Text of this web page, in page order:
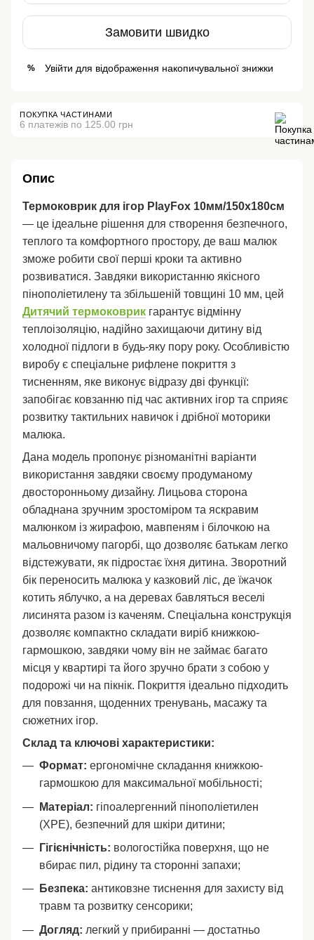
Замовити швидко
% Увійти для відображення накопичувальної знижки
ПОКУПКА ЧАСТИНАМИ
6 платежів по 125.00 грн
Опис
Термоковрик для ігор PlayFox 10мм/150х180см
— це ідеальне рішення для створення безпечного,
теплого та комфортного простору, де ваш малюк
зможе робити свої перші кроки та активно
розвиватися. Завдяки використанню якісного
пінополіетилену та збільшеній товщині 10 мм, цей
Дитячий термоковрик гарантує відмінну
теплоізоляцію, надійно захищаючи дитину від
холодної підлоги в будь-яку пору року. Особливістю
виробу є спеціальне рифлене покриття з
тисненням, яке виконує відразу дві функції:
запобігає ковзанню під час активних ігор та сприяє
розвитку тактильних навичок і дрібної моторики
малюка.
Дана модель пропонує різноманітні варіанти
використання завдяки своєму продуманому
двосторонньому дизайну. Лицьова сторона
обладнана зручним зростоміром та яскравим
малюнком із жирафою, мавпеням і білочкою на
мальовничому пагорбі, що дозволяє батькам легко
відстежувати, як підростає їхня дитина. Зворотний
бік переносить малюка у казковий ліс, де їжачок
котить яблучко, а на деревах бавляться веселі
лисинята разом із каченям. Спеціальна конструкція
дозволяє компактно складати виріб книжкою-
гармошкою, завдяки чому він не займає багато
місця у квартирі та його зручно брати з собою у
подорожі чи на пікнік. Покриття ідеально підходить
для повзання, щоденних тренувань, масажу та
сюжетних ігор.
Склад та ключові характеристики:
Формат: ергономічне складання книжкою-
гармошкою для максимальної мобільності;
Матеріал: гіпоалергенний пінополіетилен
(XPE), безпечний для шкіри дитини;
Гігієнічність: вологостійка поверхня, що не
вбирає пил, рідину та сторонні запахи;
Безпека: антиковзне тиснення для захисту від
травм та розвитку сенсорики;
Догляд: легкий у прибиранні — достатньо